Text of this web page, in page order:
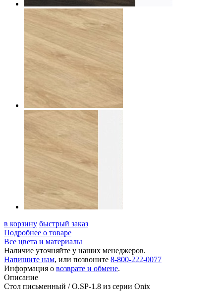
в корзину быстрый заказ
Подробнее о товаре
Все цвета и материалы
Наличие уточняйте у наших менеджеров.
Напишите нам, или позвоните 8-800-222-0077
Информация о возврате и обмене.
Описание
Стол письменный / O.SP-1.8 из серии Onix